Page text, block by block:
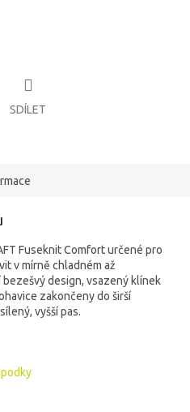
SDÍLET
Fuseknit Comfort určené pro
v mírně chladném až
design, vsazený klínek
zakončeny do širší
vyšší pas.